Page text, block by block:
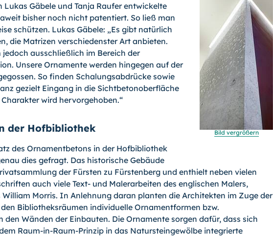
Bild vergrößern
Lukas Gäbele und Tanja Raufer entwickelte
bisher noch nicht patentiert. So ließ man
schüt­zen. Lukas Gäbele: „Es gibt natürlich
die Matrizen verschiedenster Art anbieten.
jedoch ausschließlich im Bereich der
Unsere Ornamente werden hingegen auf der
So finden Schalungsabdrücke sowie
gezielt Eingang in die Sichtbeton­oberfläche
wird hervorgeho­ben.“
der Hofbibliothek
des Ornamentbetons in der Hofbib­liothek
dies gefragt. Das histori­sche Gebäude
der Fürs­ten zu Fürstenberg und enthielt neben vielen
auch vie­le Text- und Malerarbeiten des englischen Malers,
William Mor­ris. In Anlehnung daran planten die Architekten im Zuge der
Bibliotheksräumen individuelle Ornamentformen bzw.
den Wän­den der Einbauten. Die Ornamente sorgen dafür, dass sich
Raum-in-Raum-Prinzip in das Natursteingewölbe integrierte